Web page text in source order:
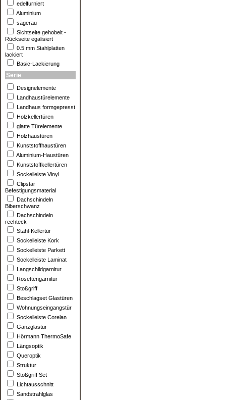
edelfurniert
Aluminium
sägerau
Sichtseite gehobelt -
Rückseite egalisiert
0.5 mm Stahlplatten
lackiert
Basic-Lackierung
Serie
Designelemente
Landhaustürelemente
Landhaus formgepresst
Holzkellertüren
glatte Türelemente
Holzhaustüren
Kunststoffhaustüren
Aluminium-Haustüren
Kunststoffkellertüren
Sockelleiste Vinyl
Clipstar
Befestigungsmaterial
Dachschindeln
Biberschwanz
Dachschindeln
rechteck
Stahl-Kellertür
Sockelleiste Kork
Sockelleiste Parkett
Sockelleiste Laminat
Langschildgarnitur
Rosettengarnitur
Stoßgriff
Beschlagset Glastüren
Wohnungseingangstür
Sockelleiste Corelan
Ganzglastür
Hörmann ThermoSafe
Längsoptik
Queroptik
Struktur
Stoßgriff Set
Lichtausschnitt
Sandstrahlglas